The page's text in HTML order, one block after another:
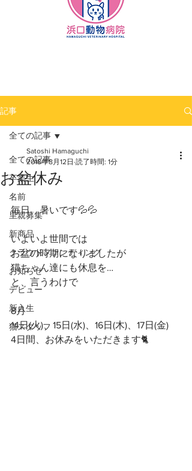
記事
全ての記事
卒業生
名前
里親募集
新商品
クラウドファンディング
お知らせ
デビュー
新入生
猫スタッフ
全ての記事
お盆休み
Satoshi Hamaguchi
2018年8月12日 読了時間: 1分
毎日、暑いです💦💦
いよいよ世間では
お盆の時期になりましたが
猫ちゃん達にも休息を…
と、言うわけで
8月
14日(火)、15日(水)、16日(木)、17日(金)
4日間、お休みをいただきます🐈